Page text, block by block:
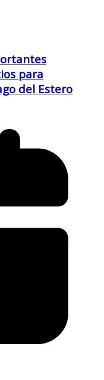
para
del Estero